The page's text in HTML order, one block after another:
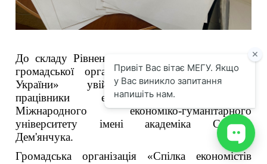
До складу Рівненського обласного об’єднання
громадської організації «Спілка економістів
України» увійшли науково-педагогічні
працівники економічного факультету
Міжнародного економіко-гуманітарного
університету імені академіка Степана
Дем'янчука.
Громадська організація «Спілка економістів